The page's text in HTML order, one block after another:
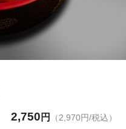
2,750 円 （2,970円/税込）